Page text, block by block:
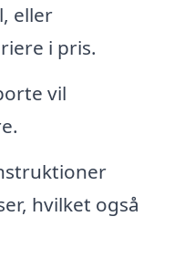
eller
i pris.
vil
hvilket også